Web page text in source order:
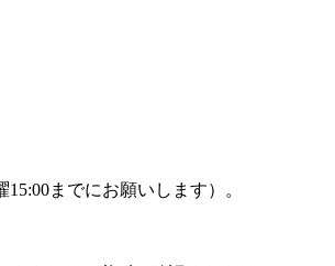
までにお願いします）。